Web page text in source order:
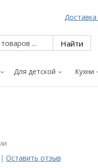
Для детской Кухни
| Оставить отзыв